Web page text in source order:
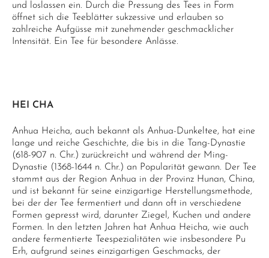
und loslassen ein. Durch die Pressung des Tees in Form
öffnet sich die Teeblätter sukzessive und erlauben so
zahlreiche Aufgüsse mit zunehmender geschmacklicher
Intensität. Ein Tee für besondere Anlässe.
HEI CHA
Anhua Heicha, auch bekannt als Anhua-Dunkeltee, hat eine
lange und reiche Geschichte, die bis in die Tang-Dynastie
(618-907 n. Chr.) zurückreicht und während der Ming-
Dynastie (1368-1644 n. Chr.) an Popularität gewann. Der Tee
stammt aus der Region Anhua in der Provinz Hunan, China,
und ist bekannt für seine einzigartige Herstellungsmethode,
bei der der Tee fermentiert und dann oft in verschiedene
Formen gepresst wird, darunter Ziegel, Kuchen und andere
Formen. In den letzten Jahren hat Anhua Heicha, wie auch
andere fermentierte Teespezialitäten wie insbesondere Pu
Erh, aufgrund seines einzigartigen Geschmacks, der